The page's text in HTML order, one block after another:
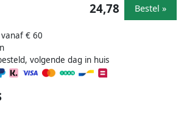
€ 60
volgende dag in huis
24,78 Bestel »